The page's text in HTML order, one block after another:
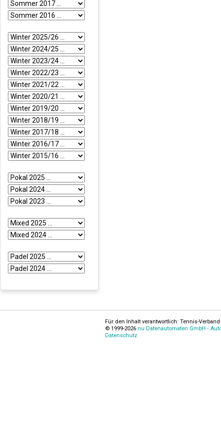
Für den Inhalt verantwortlich: Tennis-
© 1999-2026 nu Datenautomaten GmbH -
Datenschutz